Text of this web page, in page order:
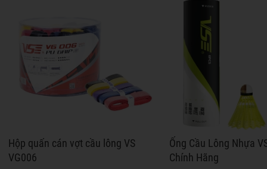
Hộp quấn cán vợt cầu lông VS
VG006
Ống Cầu Lông Nhựa
Chính Hãng